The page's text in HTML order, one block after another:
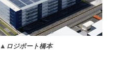
▲ロジポート橋本